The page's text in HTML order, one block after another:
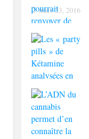
mars 23, 2016